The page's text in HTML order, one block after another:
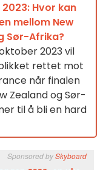
Hvor kan
mellom New
Sør-Afrika?
2023 vil
rettet mot
når finalen
Zealand og Sør-
til å bli en hard